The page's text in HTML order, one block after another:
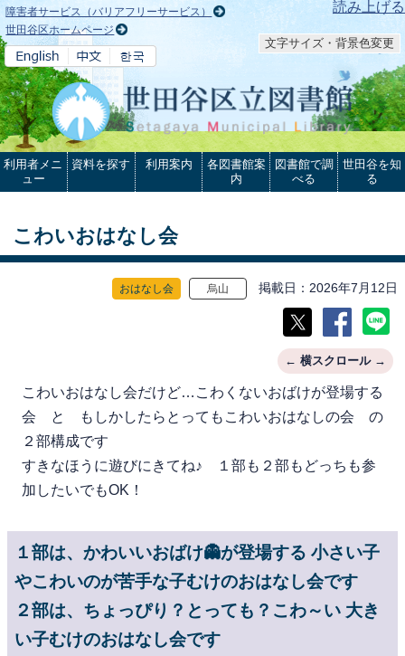
本文へ 読み上げる
障害者サービス（バリアフリーサービス）
世田谷区ホームページ
文字サイズ・背景色変更
利用者メニ
ュー
資料を探す 利用案内
各図書館案
内
図書館で調
べる
世田谷を知
る
こわいおはなし会
おはなし会 烏山 掲載日 2026年7月12日
こわいおはなし会だけど…こわくないおばけが登場する
会 と もしかしたらとってもこわいおはなしの会 の
２部構成です
すきなほうに遊びにきてね♪ １部も２部もどっちも参
加したいでもOK！
１部は、かわいいおばけ👻が登場する 小さい子
やこわいのが苦手な子むけのおはなし会です
２部は、ちょっぴり？とっても？こわ～い 大き
い子むけのおはなし会です